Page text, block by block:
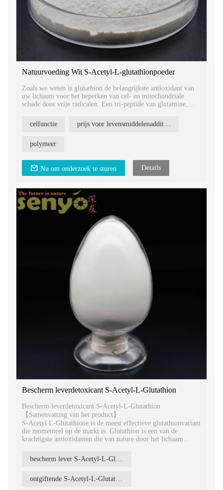
Natuurvoeding Wit S-Acetyl-L-glutathionpoeder
Zoals we weten is glutathion de belangrijkste antioxidant van
uw lichaam voor het beperken van cel- en mitochondriale
schade door vrije radicalen. Een tri-peptide van glutamine,
geproduceerd en gebruikt.
celfunctie prijs voor levensmiddelenadditieven
polymeer
Nu om onderzoek te sturen Details
Bescherm leverdetoxicant S-Acetyl-L-Glutathion
Bescherm leverdetoxicant S-Acetyl-L-Glutathion
【Samenvatting van het product】
S-Acetyl L-Glutathione is de meest effectieve glutathionvariant
die momenteel op de markt is. Glutathion is een van de
krachtigste antioxidanten die van nature door het lichaam
aangetoond dat het vrije radicalen neutraliseert, de lever ontgift
en de werking van het immuunsysteem verbetert.
bescherm lever S-Acetyl-L-Glutathion
ontgiftende S-Acetyl-L-Glutathion